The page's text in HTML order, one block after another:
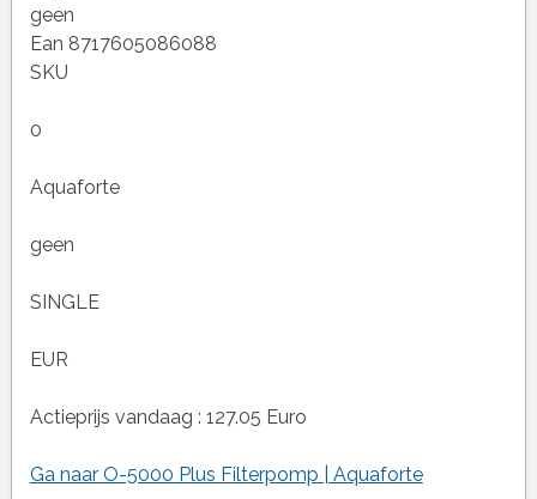
geen
Ean 8717605086088
SKU
0
Aquaforte
geen
SINGLE
EUR
Actieprijs vandaag : 127.05 Euro
Ga naar O-5000 Plus Filterpomp | Aquaforte